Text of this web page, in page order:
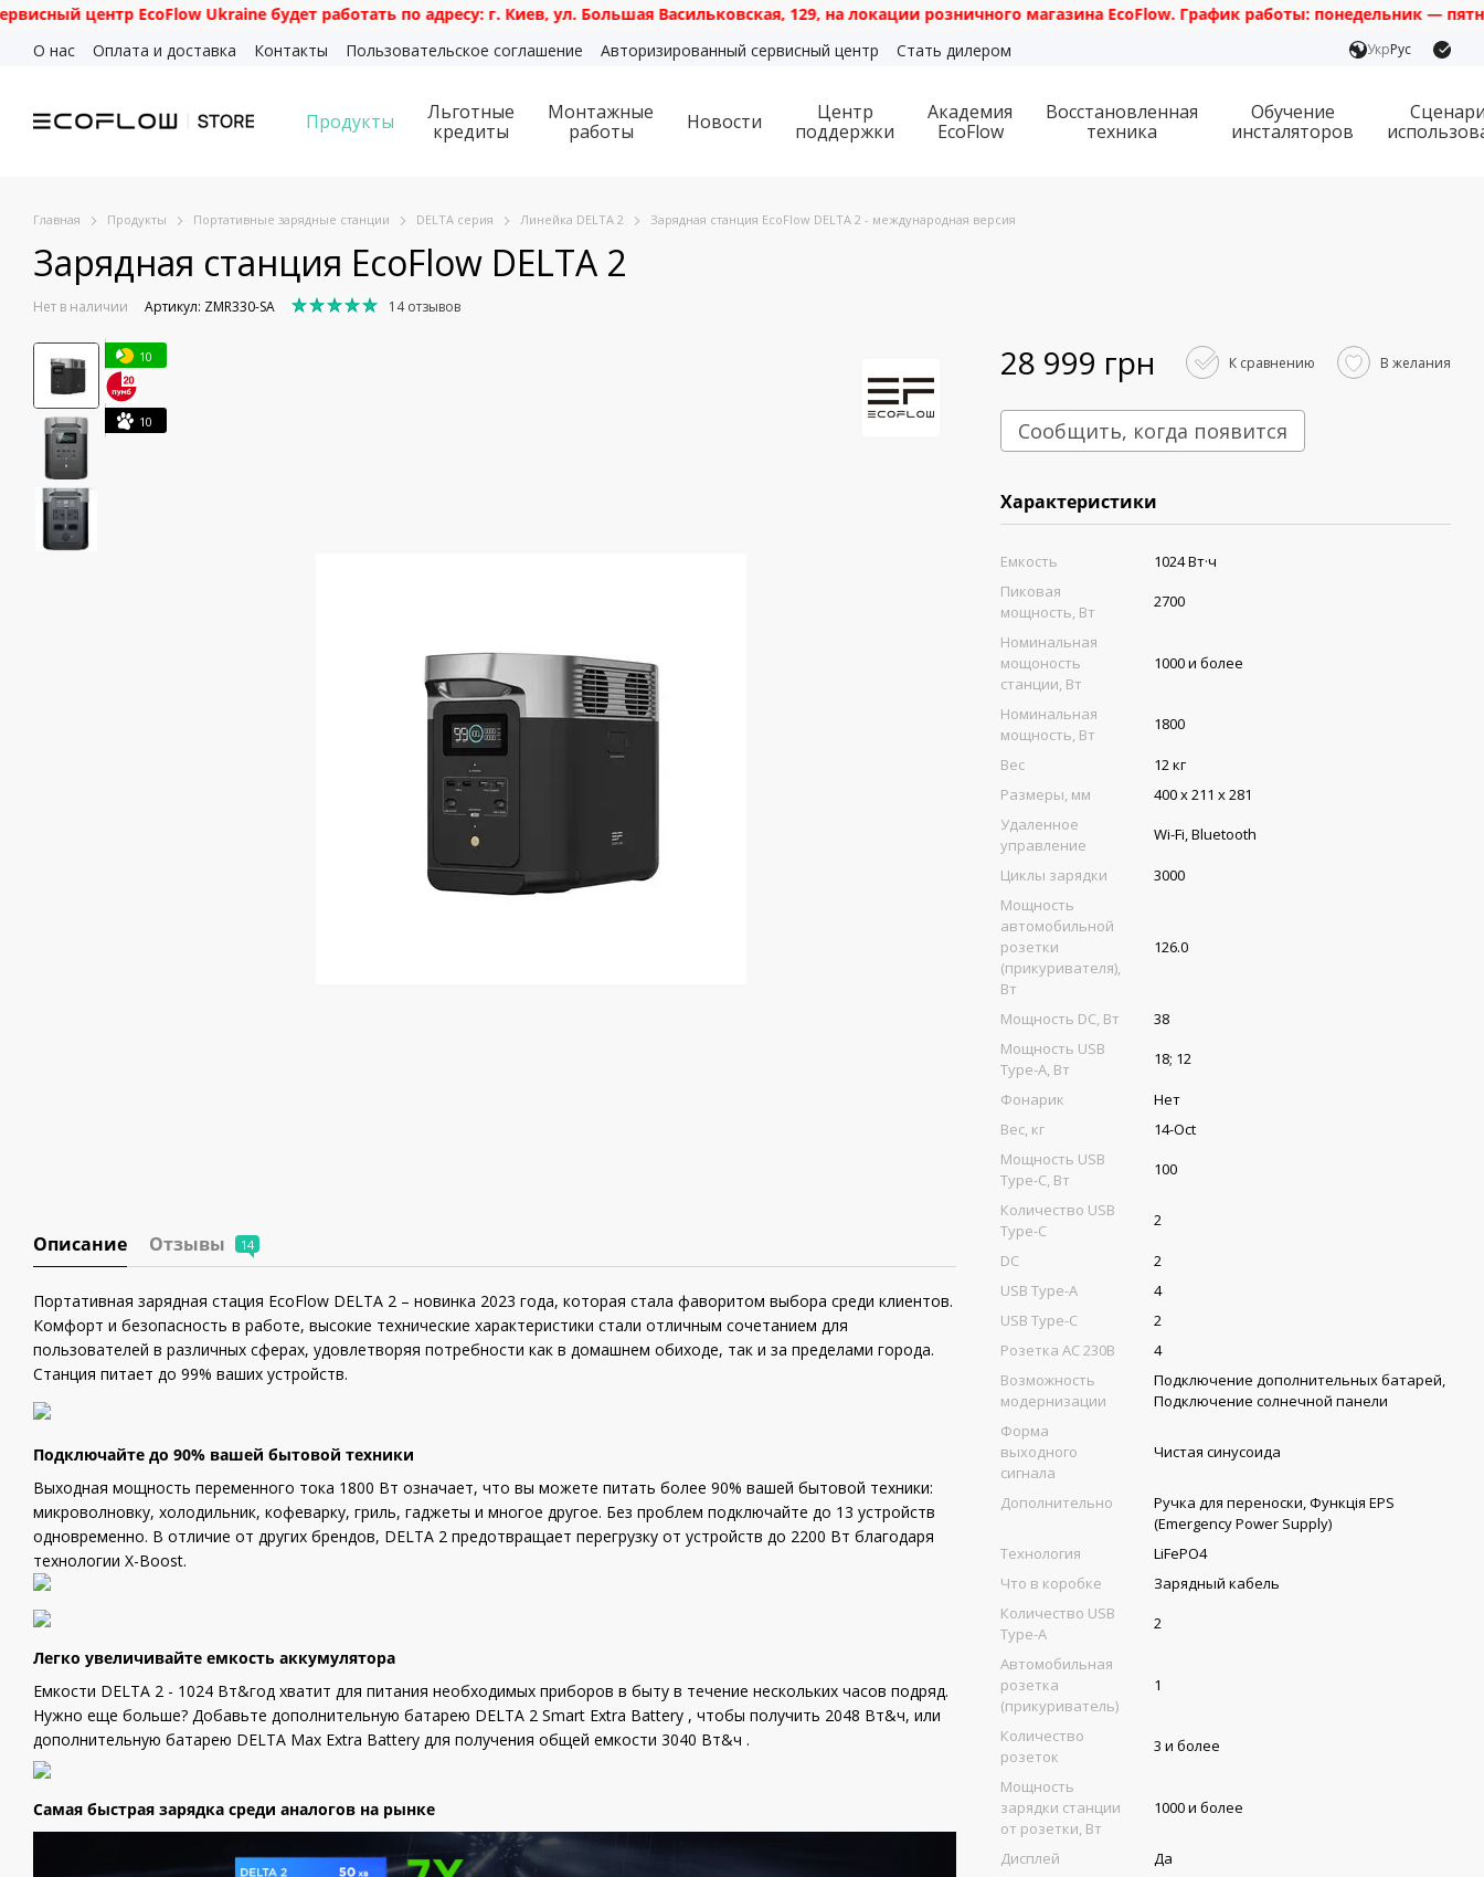
Перейти к основному контенту
EcoFlow Ukraine будет работать по адресу: г. Киев, ул. Большая Васильковская, 129, на локации розничного магазина EcoFlow. График работы: понедельник — пятница с
О нас
Оплата и доставка Контакты Пользовательское соглашение Авторизированный сервисный центр Стать дилером УкрРус
Продукты
Льготные
кредиты
Монтажные
работы
Новости
Центр
поддержки
Академия
EcoFlow
Восстановленная
техника
Обучение
инсталяторов
Главная Продукты Портативные зарядные станции DELTA серия Линейка DELTA 2 Зарядная станция EcoFlow DELTA 2 - международная версия
Зарядная станция EcoFlow DELTA 2
Нет в наличии Артикул: ZMR330-SA 14 отзывов
10
10
Описание Отзывы 14
Портативная зарядная стация EcoFlow DELTA 2 – новинка 2023 года, которая стала фаворитом выбора среди клиентов.
Комфорт и безопасность в работе, высокие технические характеристики стали отличным сочетанием для
пользователей в различных сферах, удовлетворяя потребности как в домашнем обиходе, так и за пределами города.
Станция питает до 99% ваших устройств.
Подключайте до 90% вашей бытовой техники
Выходная мощность переменного тока 1800 Вт означает, что вы можете питать более 90% вашей бытовой техники:
микроволновку, холодильник, кофеварку, гриль, гаджеты и многое другое. Без проблем подключайте до 13 устройств
одновременно. В отличие от других брендов, DELTA 2 предотвращает перегрузку от устройств до 2200 Вт благодаря
технологии X-Boost.
Легко увеличивайте емкость аккумулятора
Емкости DELTA 2 - 1024 Вт&год хватит для питания необходимых приборов в быту в течение нескольких часов подряд.
Нужно еще больше? Добавьте дополнительную батарею DELTA 2 Smart Extra Battery , чтобы получить 2048 Вт&ч, или
дополнительную батарею DELTA Max Extra Battery для получения общей емкости 3040 Вт&ч .
Самая быстрая зарядка среди аналогов на рынке
28 999 грн К сравнению В желания
Сообщить, когда появится
Характеристики
Емкость
1024 Вт·ч
Пиковая
мощность, Вт
2700
Номинальная
мощоность
станции, Вт
1000 и более
Номинальная
мощность, Вт
1800
Вес
12 кг
Размеры, мм
400 x 211 x 281
Удаленное
управление
Wi-Fi, Bluetooth
Циклы зарядки
3000
Мощность
автомобильной
розетки
(прикуривателя),
Вт
126.0
Мощность DC, Вт
38
Мощность USB
Type-A, Вт
18; 12
Фонарик
Нет
Вес, кг
14-Oct
Мощность USB
Type-C, Вт
100
Количество USB
Type-C
2
DC
2
USB Type-A
4
USB Type-C
2
Розетка AC 230В
4
Возможность
модернизации
Подключение дополнительных батарей,
Подключение солнечной панели
Форма
выходного
сигнала
Чистая синусоида
Дополнительно
Ручка для переноски, Функція EPS
(Emergency Power Supply)
Технология
LiFePO4
Что в коробке
Зарядный кабель
Количество USB
Type-A
2
Автомобильная
розетка
(прикуриватель)
1
Количество
розеток
3 и более
Мощность
зарядки станции
от розетки, Вт
1000 и более
Дисплей
Да